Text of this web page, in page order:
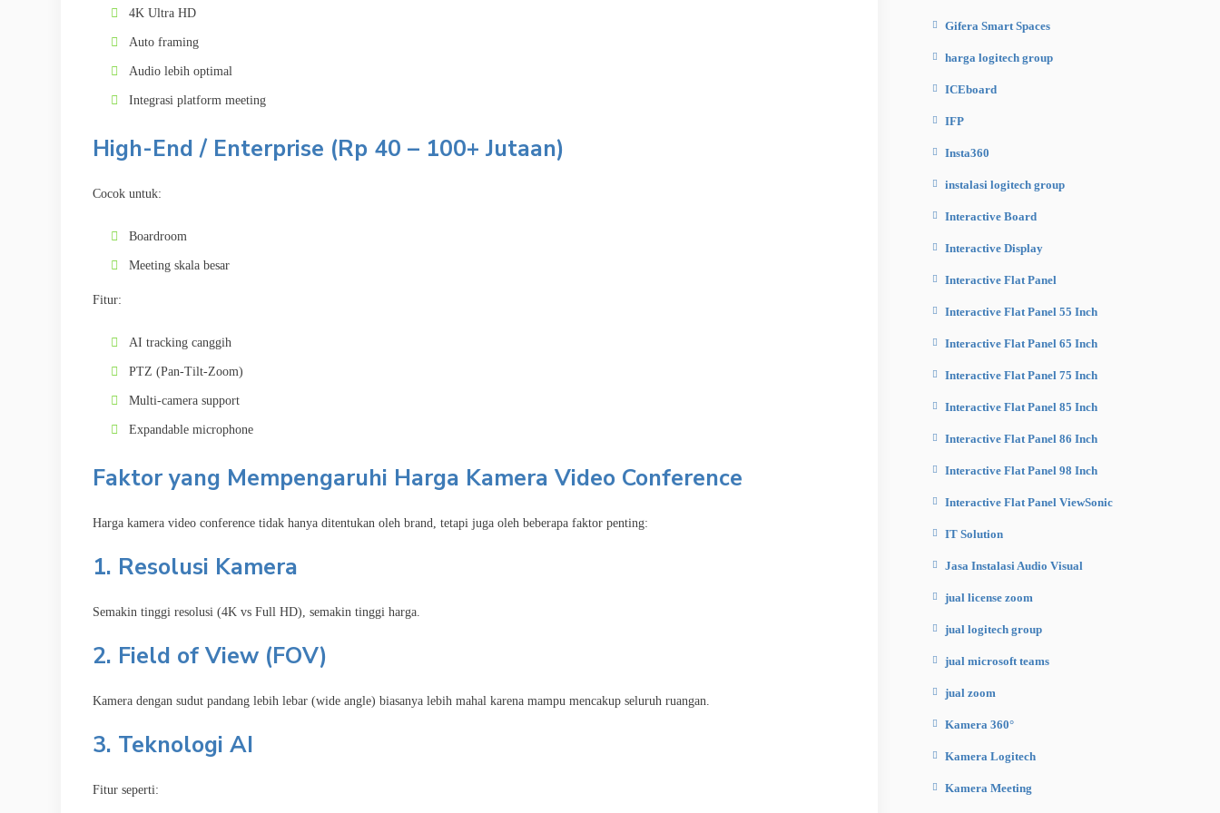
4K Ultra HD
Auto framing
Audio lebih optimal
Integrasi platform meeting
High-End / Enterprise (Rp 40 – 100+ Jutaan)
Cocok untuk:
Boardroom
Meeting skala besar
Fitur:
AI tracking canggih
PTZ (Pan-Tilt-Zoom)
Multi-camera support
Expandable microphone
Faktor yang Mempengaruhi Harga Kamera Video Conference
Harga kamera video conference tidak hanya ditentukan oleh brand, tetapi juga oleh beberapa faktor penting:
1. Resolusi Kamera
Semakin tinggi resolusi (4K vs Full HD), semakin tinggi harga.
2. Field of View (FOV)
Kamera dengan sudut pandang lebih lebar (wide angle) biasanya lebih mahal karena mampu mencakup seluruh ruangan.
3. Teknologi AI
Fitur seperti:
Gifera Smart Spaces
harga logitech group
ICEboard
IFP
Insta360
instalasi logitech group
Interactive Board
Interactive Display
Interactive Flat Panel
Interactive Flat Panel 55 Inch
Interactive Flat Panel 65 Inch
Interactive Flat Panel 75 Inch
Interactive Flat Panel 85 Inch
Interactive Flat Panel 86 Inch
Interactive Flat Panel 98 Inch
Interactive Flat Panel ViewSonic
IT Solution
Jasa Instalasi Audio Visual
jual license zoom
jual logitech group
jual microsoft teams
jual zoom
Kamera 360°
Kamera Logitech
Kamera Meeting